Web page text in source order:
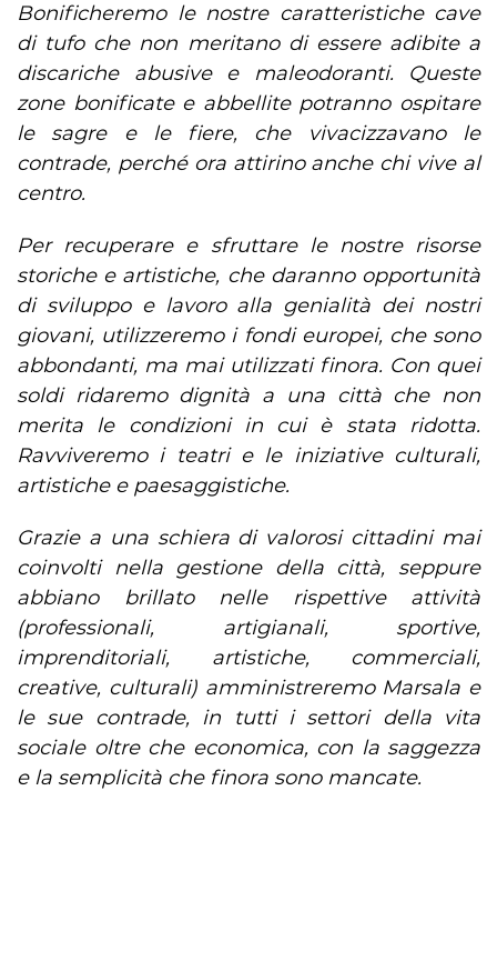
Bonificheremo le nostre caratteristiche cave
di tufo che non meritano di essere adibite a
discariche abusive e maleodoranti. Queste
zone bonificate e abbellite potranno ospitare
le sagre e le fiere, che vivacizzavano le
contrade, perché ora attirino anche chi vive al
centro.
Per recuperare e sfruttare le nostre risorse
storiche e artistiche, che daranno opportunità
di sviluppo e lavoro alla genialità dei nostri
giovani, utilizzeremo i fondi europei, che sono
abbondanti, ma mai utilizzati finora. Con quei
soldi ridaremo dignità a una città che non
merita le condizioni in cui è stata ridotta.
Ravviveremo i teatri e le iniziative culturali,
artistiche e paesaggistiche.
Grazie a una schiera di valorosi cittadini mai
coinvolti nella gestione della città, seppure
abbiano brillato nelle rispettive attività
(professionali, artigianali, sportive,
imprenditoriali, artistiche, commerciali,
creative, culturali) amministreremo Marsala e
le sue contrade, in tutti i settori della vita
sociale oltre che economica, con la saggezza
e la semplicità che finora sono mancate.